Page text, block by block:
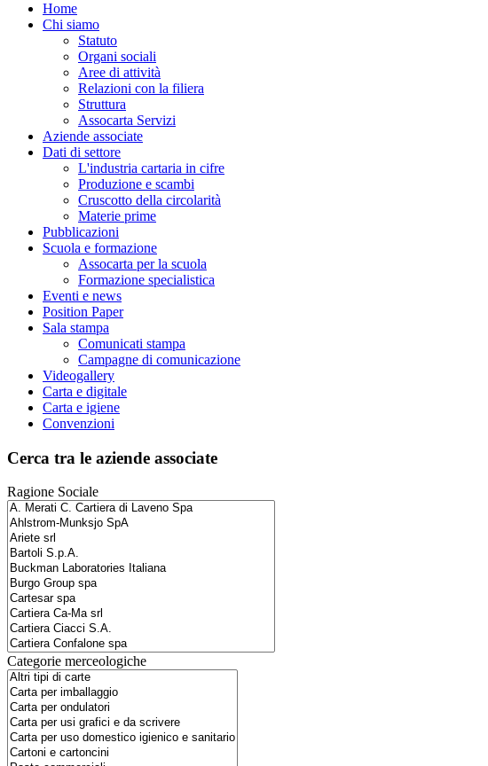
Home
Chi siamo
Statuto
Organi sociali
Aree di attività
Relazioni con la filiera
Struttura
Assocarta Servizi
Aziende associate
Dati di settore
L'industria cartaria in cifre
Produzione e scambi
Cruscotto della circolarità
Materie prime
Pubblicazioni
Scuola e formazione
Assocarta per la scuola
Formazione specialistica
Eventi e news
Position Paper
Sala stampa
Comunicati stampa
Campagne di comunicazione
Videogallery
Carta e digitale
Carta e igiene
Convenzioni
Cerca tra le aziende associate
Ragione Sociale
Categorie merceologiche